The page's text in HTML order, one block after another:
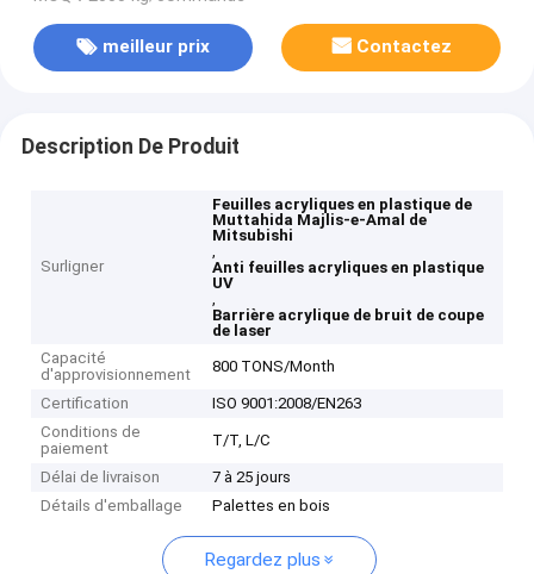
meilleur prix Contactez
Description De Produit
Surligner
Feuilles acryliques en plastique de
Muttahida Majlis-e-Amal de
Mitsubishi
,
Anti feuilles acryliques en plastique
UV
,
Barrière acrylique de bruit de coupe
de laser
Capacité
d'approvisionnement
800 TONS/Month
Certification
ISO 9001:2008/EN263
Conditions de
paiement
T/T, L/C
Délai de livraison
7 à 25 jours
Détails d'emballage
Palettes en bois
Regardez plus